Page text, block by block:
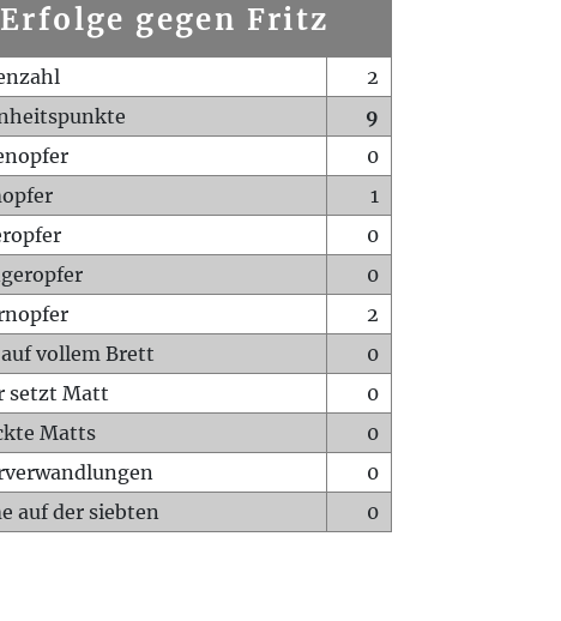
Erfolge gegen Fritz
2
9
0
1
0
0
2
vollem Brett
0
setzt Matt
0
Matts
0
0
auf der siebten
0